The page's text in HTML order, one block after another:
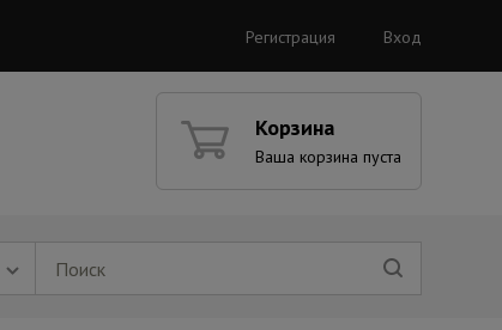
Регистрация Вход
Корзина
Ваша корзина пуста